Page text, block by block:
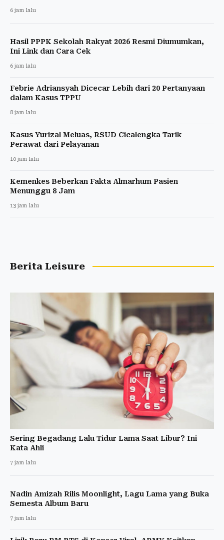
6 jam lalu
Hasil PPPK Sekolah Rakyat 2026 Resmi Diumumkan,
Ini Link dan Cara Cek
6 jam lalu
Febrie Adriansyah Dicecar Lebih dari 20 Pertanyaan
dalam Kasus TPPU
8 jam lalu
Kasus Yurizal Meluas, RSUD Cicalengka Tarik
Perawat dari Pelayanan
10 jam lalu
Kemenkes Beberkan Fakta Almarhum Pasien
Menunggu 8 Jam
13 jam lalu
Berita Leisure
Sering Begadang Lalu Tidur Lama Saat Libur? Ini
Kata Ahli
7 jam lalu
Nadin Amizah Rilis Moonlight, Lagu Lama yang Buka
Semesta Album Baru
7 jam lalu